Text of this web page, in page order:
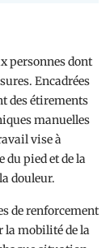
personnes dont
Encadrées
des étirements
manuelles
vise à
du pied et de la
douleur.
de renforcement
la mobilité de la